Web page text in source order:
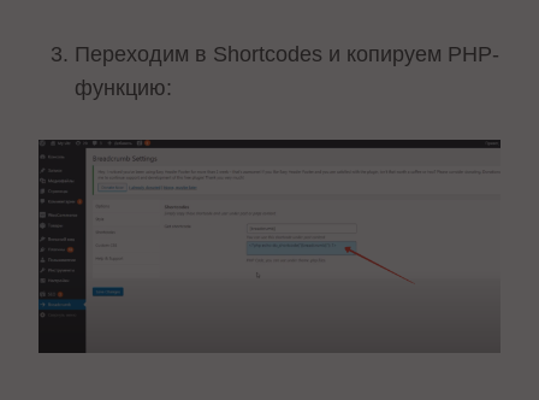
Переходим в Shortcodes и копируем PHP-
функцию: